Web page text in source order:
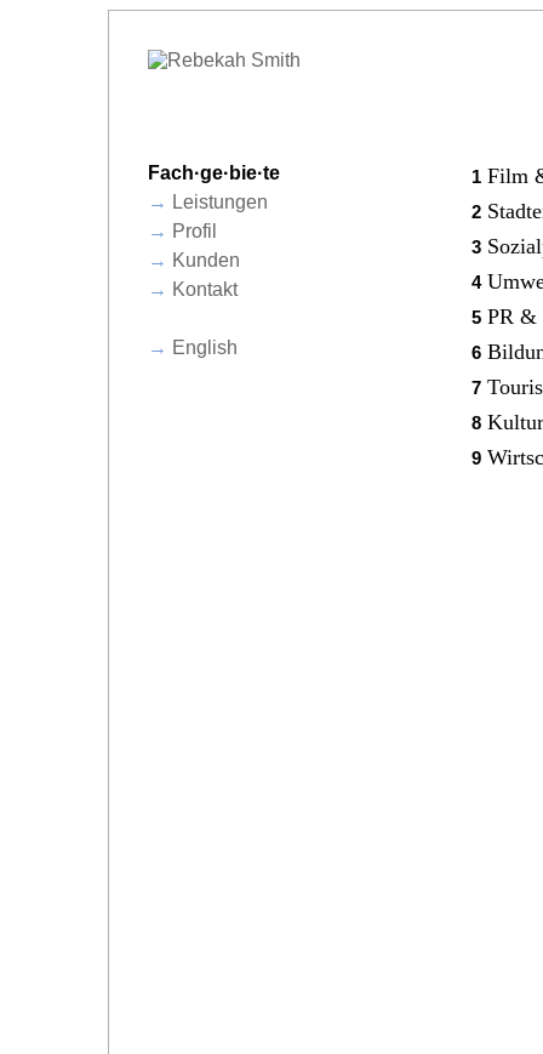
Fach·ge·bie·te
→ Leistungen
→ Profil
→ Kunden
→ Kontakt
→ English
1 Film
2
3
4
5 PR &
6
7
8 Kultur
9